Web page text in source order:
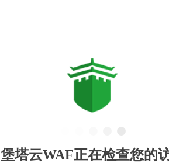
堡塔云WAF正在检查您的